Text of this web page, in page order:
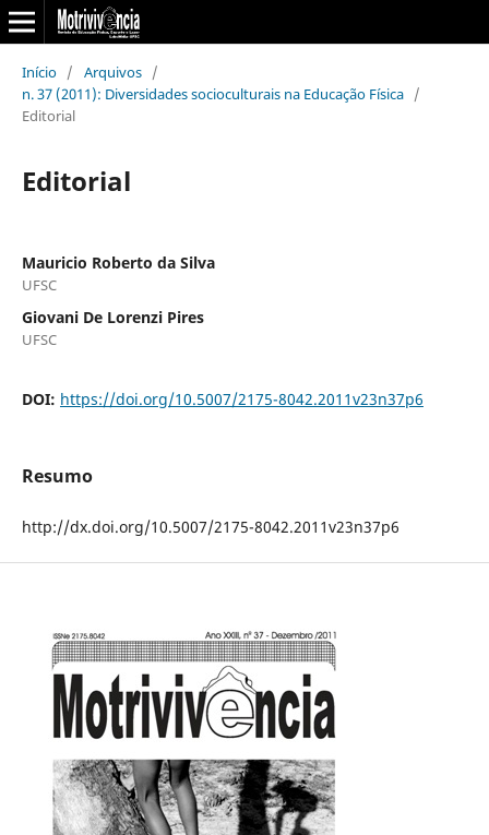
Início / Arquivos /
n. 37 (2011): Diversidades socioculturais na Educação Física /
Editorial
Editorial
Mauricio Roberto da Silva
UFSC
Giovani De Lorenzi Pires
UFSC
DOI: https://doi.org/10.5007/2175-8042.2011v23n37p6
Resumo
http://dx.doi.org/10.5007/2175-8042.2011v23n37p6